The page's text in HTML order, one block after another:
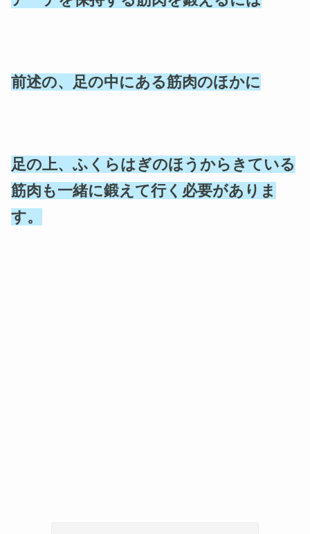
前述の、足の中にある筋肉のほかに
足の上、ふくらはぎのほうからきている
筋肉も一緒に鍛えて行く必要がありま
す。